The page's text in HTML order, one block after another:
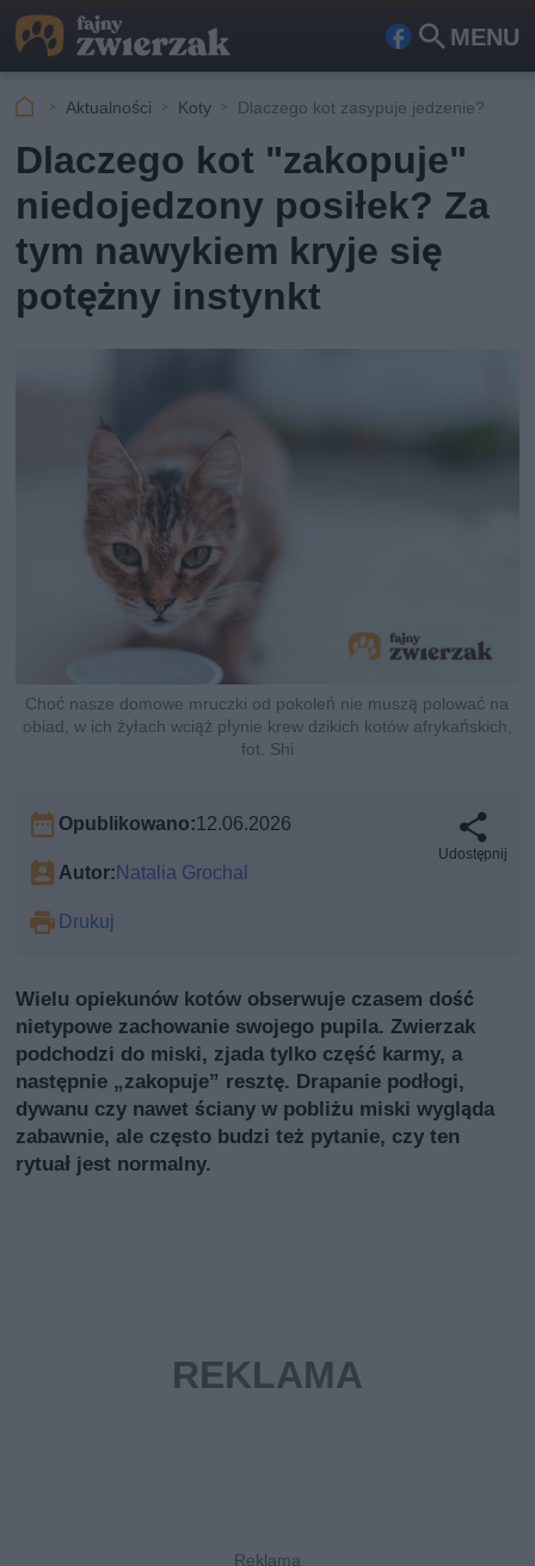
MENU
Fa
ook
Szu
kaj
Aktualności Koty Dlaczego kot zasypuje jedzenie?
Dlaczego kot "zakopuje"
niedojedzony posiłek? Za
tym nawykiem kryje się
potężny instynkt
Choć nasze domowe mruczki od pokoleń nie muszą polować na
obiad, w ich żyłach wciąż płynie krew dzikich kotów afrykańskich,
fot. Shi
Opublikowano:12.06.2026
Autor:Natalia Grochal
Drukuj
Udostępnij
Wielu opiekunów kotów obserwuje czasem dość
nietypowe zachowanie swojego pupila. Zwierzak
podchodzi do miski, zjada tylko część karmy, a
następnie „zakopuje” resztę. Drapanie podłogi,
dywanu czy nawet ściany w pobliżu miski wygląda
zabawnie, ale często budzi też pytanie, czy ten
rytuał jest normalny.